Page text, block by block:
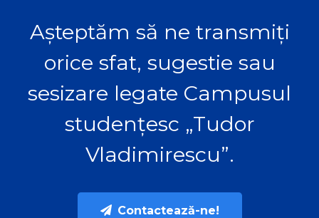
Așteptăm să ne transmiți
orice sfat, sugestie sau
sesizare legate Campusul
studențesc „Tudor
Vladimirescu”.
Contactează-ne!